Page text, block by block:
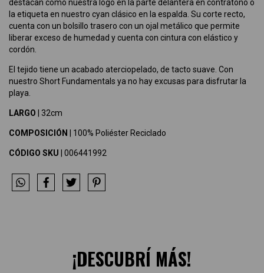
destacan como nuestra logo en la parte delantera en contratono o
la etiqueta en nuestro cyan clásico en la espalda. Su corte recto,
cuenta con un bolsillo trasero con un ojal metálico que permite
liberar exceso de humedad y cuenta con cintura con elástico y
cordón.
El tejido tiene un acabado aterciopelado, de tacto suave. Con
nuestro Short Fundamentals ya no hay excusas para disfrutar la
playa.
LARGO | 32cm
COMPOSICIÓN | 100% Poliéster Reciclado
CÓDIGO SKU | 006441992
¡DESCUBRÍ MÁS!